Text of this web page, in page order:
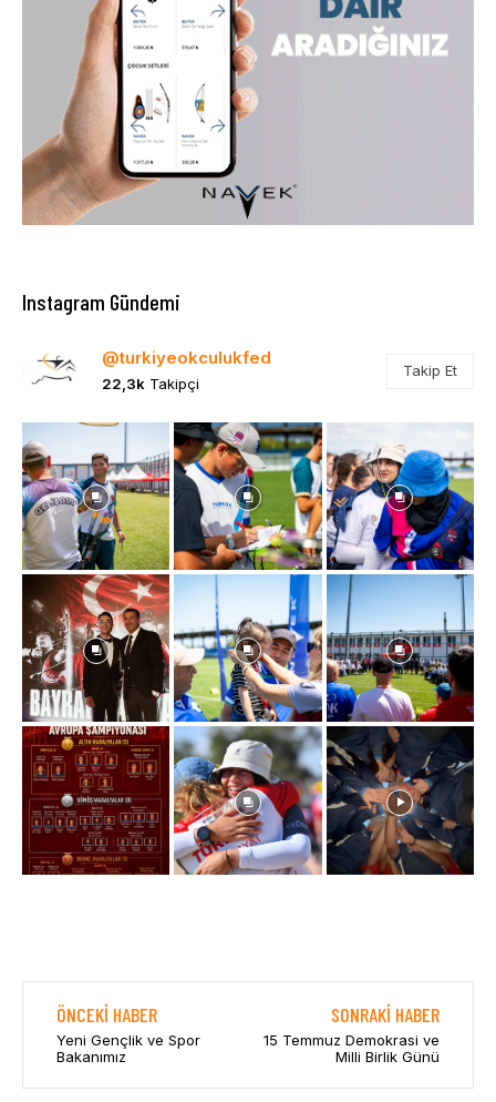
Instagram Gündemi
@turkiyeokculukfed
22,3k Takipçi
Takip Et
ÖNCEKI HABER
Yeni Gençlik ve Spor
Bakanımız
SONRAKI HABER
15 Temmuz Demokrasi ve
Milli Birlik Günü